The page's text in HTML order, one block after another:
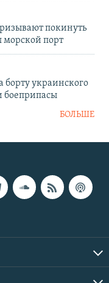
покинуть
морской порт
украинского
боеприпасы
БОЛЬШЕ